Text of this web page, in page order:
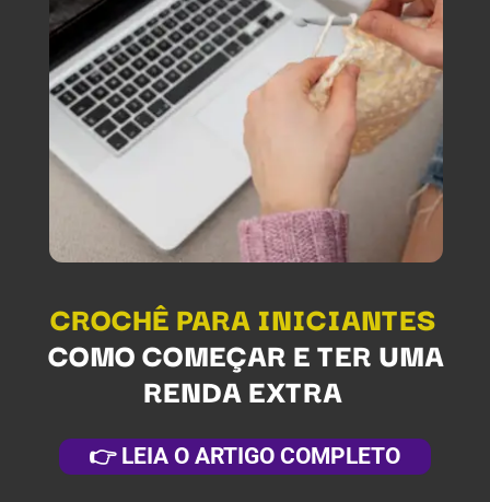
CROCHÊ PARA INICIANTES
COMO COMEÇAR E TER UMA
RENDA EXTRA
👉 LEIA O ARTIGO COMPLETO